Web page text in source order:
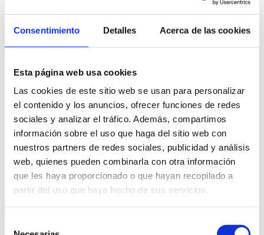
Consentimiento Detalles Acerca de las cookies
Esta página web usa cookies
Las cookies de este sitio web se usan para personalizar
el contenido y los anuncios, ofrecer funciones de redes
sociales y analizar el tráfico. Además, compartimos
información sobre el uso que haga del sitio web con
nuestros partners de redes sociales, publicidad y análisis
web, quienes pueden combinarla con otra información
que les haya proporcionado o que hayan recopilado a
partir del uso que haya hecho de sus servicios.
Mindfulness
con calma y mejorar tu bienestar mental.